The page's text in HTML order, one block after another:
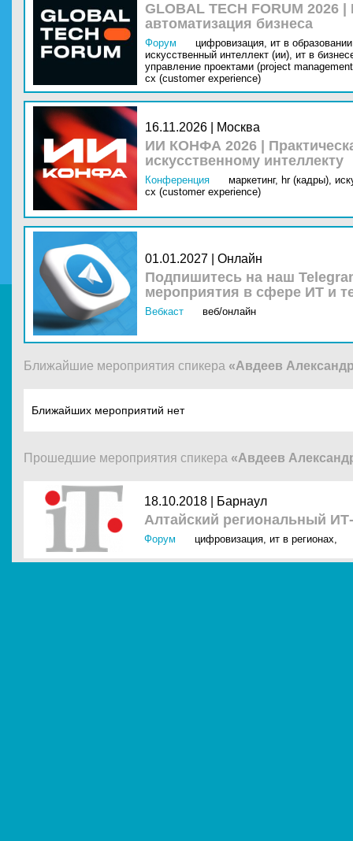
GLOBAL TECH FORUM
автоматизация бизнеса
Форум цифровизация, ит в
искусственный интеллект (ии), ит в
управление проектами (project
cx (customer experience)
16.11.2026 | Москва
ИИ КОНФА 2026 |
искусственному интеллекту
Конференция маркетинг, hr (кадры),
cx (customer experience)
01.01.2027 | Онлайн
Подпишитесь на наш
мероприятия в сфере ИТ и
Вебкаст веб/онлайн
Ближайшие мероприятия спикера «Авдеев
Ближайших мероприятий нет
Прошедшие мероприятия спикера «Авдеев
18.10.2018 | Барнаул
Алтайский региональный
Форум цифровизация, ит в регионах,